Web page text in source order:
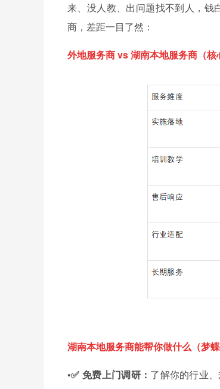
来、没人教、出问题找不到人，钱
商，差距一目了然：
外地服务商 vs 湖南本地服务商（核
湖南本地服务商能帮你做什么（梦蝶
•✅ 免费上门调研： 了解你的行业